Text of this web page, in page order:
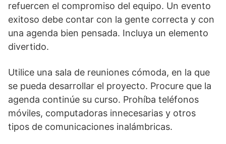
refuercen el compromiso del equipo. Un evento
exitoso debe contar con la gente correcta y con
una agenda bien pensada. Incluya un elemento
divertido.
Utilice una sala de reuniones cómoda, en la que
se pueda desarrollar el proyecto. Procure que la
agenda continúe su curso. Prohíba teléfonos
móviles, computadoras innecesarias y otros
tipos de comunicaciones inalámbricas.